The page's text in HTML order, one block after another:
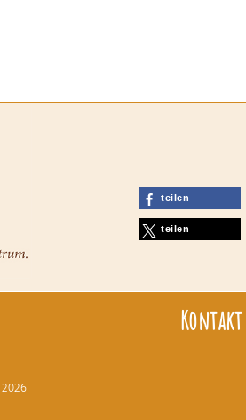
teilen
teilen
Kontakt
2026